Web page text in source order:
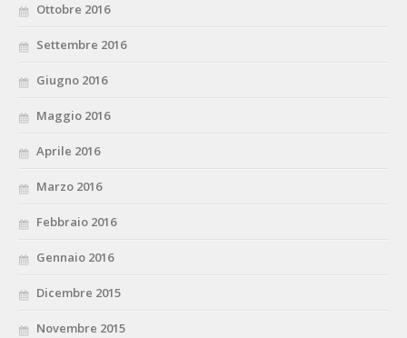
Ottobre 2016
Settembre 2016
Giugno 2016
Maggio 2016
Aprile 2016
Marzo 2016
Febbraio 2016
Gennaio 2016
Dicembre 2015
Novembre 2015